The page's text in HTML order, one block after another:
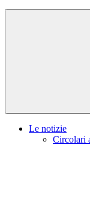
Le notizie
Circolari